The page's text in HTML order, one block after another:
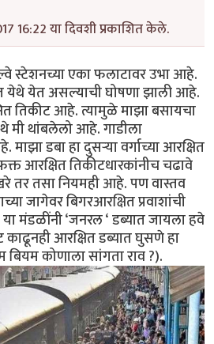
16:22 या दिवशी प्रकाशित केले.
स्टेशनच्या एका फलाटावर उभा आहे.
येथे येत असल्याची घोषणा झाली आहे.
तिकीट आहे. त्यामुळे माझा बसायचा
मी थांबलेलो आहे. गाडीला
डबा हा दुसऱ्या वर्गाच्या आरक्षित
आरक्षित तिकीटधारकांनीच चढावे
तर तसा नियमही आहे. पण वास्तव
जागेवर बिगरआरक्षित प्रवाशांची
‘जनरल ‘ डब्यात जायला हवे
आरक्षित डब्यात घुसणे हा
बियम कोणाला सांगता राव ?).